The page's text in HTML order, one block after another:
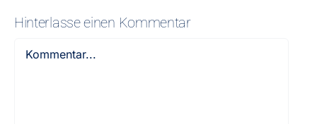
Hinterlasse einen Kommentar
Kommentar